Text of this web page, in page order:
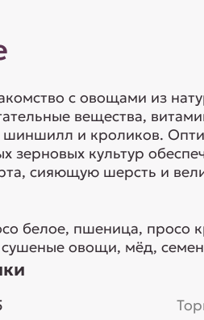
с овощами из
вещества,
шиншилл и кроликов.
зерновых культур
сияющую шерсть и
белое, пшеница, просо
овощи, мёд,